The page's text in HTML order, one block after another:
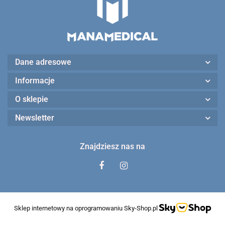
Dane adresowe
Informacje
O sklepie
Newsletter
Znajdziesz nas na
Sklep internetowy na oprogramowaniu Sky-Shop.pl